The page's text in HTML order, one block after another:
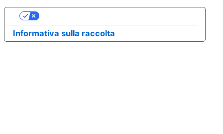
k
a
m
n
Informativa sulla raccolta
Le tue preferenze relative alla privacy